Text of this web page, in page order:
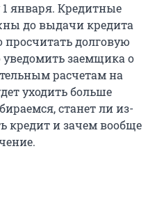
января. Кредитные
до выдачи кредита
просчитать долговую
уведомить заемщика о
расчетам на
уходить больше
станет ли из-
кредит и зачем вообще